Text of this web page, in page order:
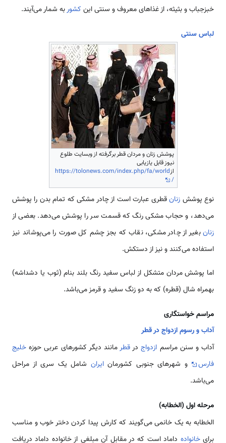
خبزجباب و بثیثه، از غذاهای معروف و سنتی این کشوربه شمار می‌آیند.
لباس سنتی
پوشش زنان و مردان قطر برگرفته از وبسایت طلوع
نیوز قابل یازیابی
ازhttps://tolonews.com/index.php/fa/world
/
نوع پوشش زنانقطری عبارت است از چادر مشکی که تمام بدن را پوشش
می‌‌دهد، و حجاب مشکی رنگ که قسمت سر را پوشش می‌‌دهد. بعضی از
زنانبغیر از چادر مشکی، نقاب که بجز چشم کل صورت را می‌‌پوشاند نیز
استفاده می‌‌کنند و نیز از دستکش.
اما پوشش مردان متشکل از لباس سفید رنگ بلند بنام (ثوب یا دشداشه)
بهمراه شال (قطره) که به دو زنگ سفید و قرمز می‌‌باشد.
مراسم خواستگاری
آداب و رسوم ازدواج در قطر
آداب و سنن مراسم ازدواجدرقطرمانند دیگر کشورهای عربی حوزه خلیج
فارس
و شهرهای جنوبی کشورمانایران شامل یک سری از مراحل
می‌باشد.
مرحله اول (الخطابه)
الخطابه به یک خانمی می‌گویند که کارش پیدا کردن دختر خوب و مناسب
برایخانواده داماد است که در مقابل آن مبلغی از خانواده داماد دریافت